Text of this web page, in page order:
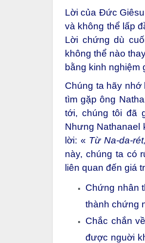
Lời của Đức
và không thể lấp
Lời chứng dù
không thể nào
bằng kinh nghiệm
Chúng ta hãy nhớ
tìm gặp ông
tới, chúng tôi đã
Nhưng Nathanael
lời: « Từ Na-da-
này, chúng ta có
liên quan đến giá
Chứng nhân
thành chứng
Chắc chắn
được nguời